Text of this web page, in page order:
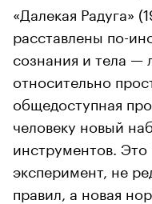
«Далекая Радуга»
расставлены по-
сознания и тела —
относительно
общедоступная
человеку новый
инструментов.
эксперимент, не
правил, а новая